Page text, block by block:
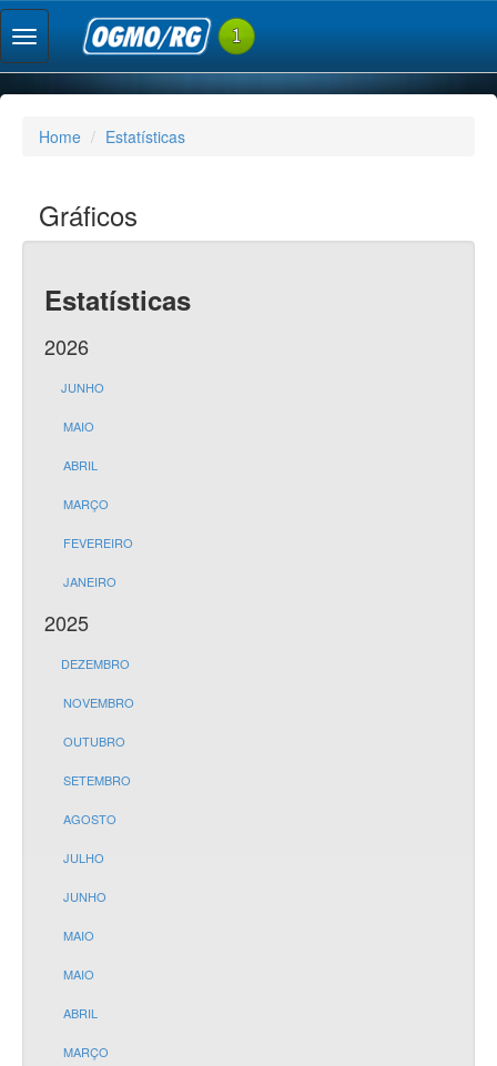
Home Estatísticas
Gráficos
Estatísticas
2026
JUNHO
MAIO
ABRIL
MARÇO
FEVEREIRO
JANEIRO
2025
DEZEMBRO
NOVEMBRO
OUTUBRO
SETEMBRO
AGOSTO
JULHO
JUNHO
MAIO
MAIO
ABRIL
MARÇO